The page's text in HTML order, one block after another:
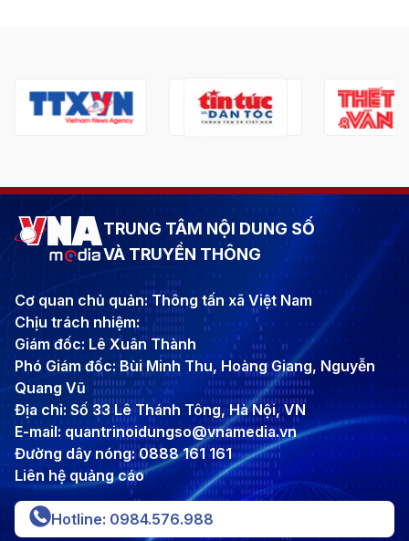
TRUNG TÂM NỘI DUNG SỐ
VÀ TRUYỀN THÔNG
Cơ quan chủ quản: Thông tấn xã Việt Nam
Chịu trách nhiệm:
Giám đốc: Lê Xuân Thành
Phó Giám đốc: Bùi Minh Thu, Hoàng Giang, Nguyễn
Quang Vũ
Địa chỉ: Số 33 Lê Thánh Tông, Hà Nội, VN
E-mail: quantrinoidungso@vnamedia.vn
Đường dây nóng: 0888 161 161
Liên hệ quảng cáo
Hotline: 0984.576.988